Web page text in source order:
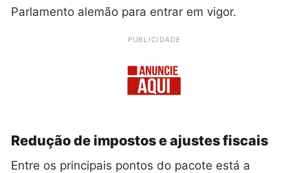
Parlamento alemão para entrar em vigor.
PUBLICIDADE
Redução de impostos e ajustes fiscais
Entre os principais pontos do pacote está a